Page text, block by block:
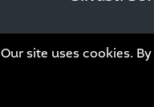
Our site uses cookies.
This site